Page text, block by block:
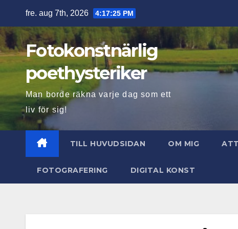
innehåll
fre. aug 7th, 2026 4:17:26 PM
Fotokonstnärlig
poethysteriker
Man borde räkna varje dag som ett
liv för sig!
TILL HUVUDSIDAN OM MIG
FOTOGRAFERING DIGITAL KONST